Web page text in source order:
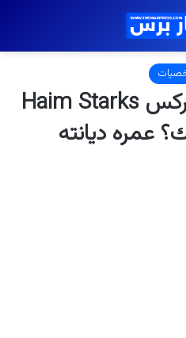
من هو الهيم ستاركس Haim Starks
عمره ديانته